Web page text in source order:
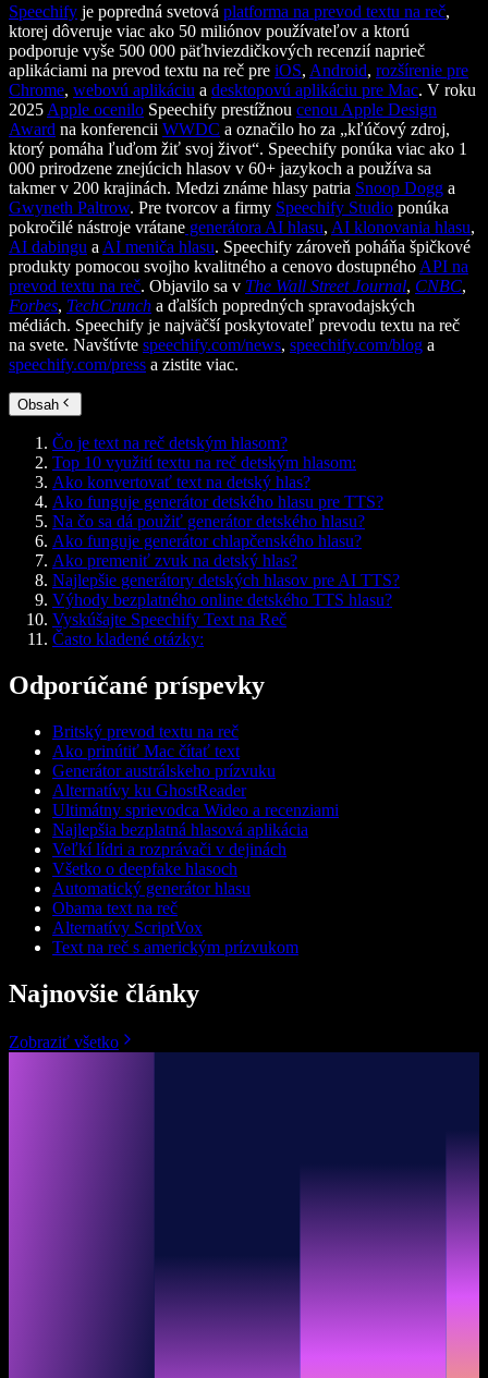
Speechify je popredná svetová platforma na prevod textu na reč,
ktorej dôveruje viac ako 50 miliónov používateľov a ktorú
podporuje vyše 500 000 päťhviezdičkových recenzií naprieč
aplikáciami na prevod textu na reč pre iOS, Android, rozšírenie pre
Chrome, webovú aplikáciu a desktopovú aplikáciu pre Mac. V roku
2025 Apple ocenilo Speechify prestížnou cenou Apple Design
Award na konferencii WWDC a označilo ho za „kľúčový zdroj,
ktorý pomáha ľuďom žiť svoj život“. Speechify ponúka viac ako 1
000 prirodzene znejúcich hlasov v 60+ jazykoch a používa sa
takmer v 200 krajinách. Medzi známe hlasy patria Snoop Dogg a
Gwyneth Paltrow. Pre tvorcov a firmy Speechify Studio ponúka
pokročilé nástroje vrátane generátora AI hlasu, AI klonovania hlasu,
AI dabingu a AI meniča hlasu. Speechify zároveň poháňa špičkové
produkty pomocou svojho kvalitného a cenovo dostupného API na
prevod textu na reč. Objavilo sa v The Wall Street Journal, CNBC,
Forbes, TechCrunch a ďalších popredných spravodajských
médiách. Speechify je najväčší poskytovateľ prevodu textu na reč
na svete. Navštívte speechify.com/news, speechify.com/blog a
speechify.com/press a zistite viac.
Obsah
Čo je text na reč detským hlasom?
Top 10 využití textu na reč detským hlasom:
Ako konvertovať text na detský hlas?
Ako funguje generátor detského hlasu pre TTS?
Na čo sa dá použiť generátor detského hlasu?
Ako funguje generátor chlapčenského hlasu?
Ako premeniť zvuk na detský hlas?
Najlepšie generátory detských hlasov pre AI TTS?
Výhody bezplatného online detského TTS hlasu?
Vyskúšajte Speechify Text na Reč
Často kladené otázky:
Odporúčané príspevky
Britský prevod textu na reč
Ako prinútiť Mac čítať text
Generátor austrálskeho prízvuku
Alternatívy ku GhostReader
Ultimátny sprievodca Wideo a recenziami
Najlepšia bezplatná hlasová aplikácia
Veľkí lídri a rozprávači v dejinách
Všetko o deepfake hlasoch
Automatický generátor hlasu
Obama text na reč
Alternatívy ScriptVox
Text na reč s americkým prízvukom
Najnovšie články
Zobraziť všetko